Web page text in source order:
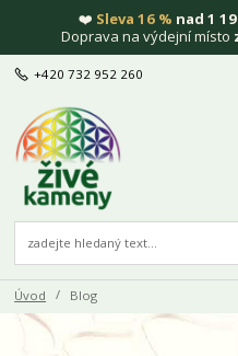
❤️ Sleva 16 % nad 1
Doprava na výdejní místo
+420 732 952 260
Úvod Blog